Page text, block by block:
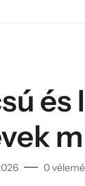
és
0